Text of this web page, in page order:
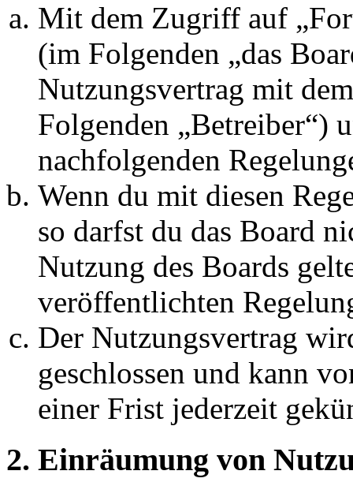
Mit dem Zugriff auf
(im Folgenden „das
Nutzungsvertrag mit
Folgenden „Betreiber“)
nachfolgenden
Wenn du mit diesen
so darfst du das Board
Nutzung des Boards
veröffentlichten
Der Nutzungsvertrag
geschlossen und kann
einer Frist jederzeit
2. Einräumung von